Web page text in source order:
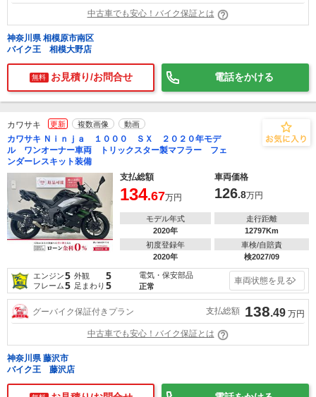
中古車でも安心！バイク保証とは
神奈川県 相模原市南区
バイク王 相模大野店
無料 お見積り/お問合せ 電話をかける
カワサキ 更新 複数画像 動画
カワサキ Ｎｉｎｊａ １０００ ＳＸ ２０２０年モデ
ル ワンオーナー車両 トリックスター製マフラー フェ
ンダーレスキット装備
支払総額
車両価格
134.67万円 126.8万円
モデル年式
2020年
走行距離
12797Km
初度登録年
2020年
車検/自賠責
検2027/09
エンジン5 外観 5
フレーム5 足まわり 5
電気・保安部品
正常
車両状態を見る
グーバイク保証付きプラン 支払総額 138.49 万円
中古車でも安心！バイク保証とは
神奈川県 藤沢市
バイク王 藤沢店